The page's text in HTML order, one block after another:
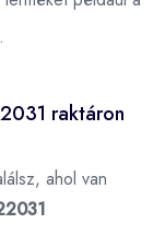
raktáron
ahol van